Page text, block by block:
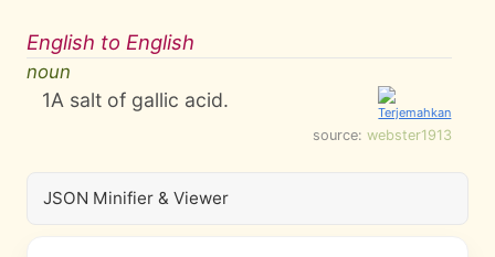
English to English
noun
1A salt of gallic acid.
source: webster1913
JSON Minifier & Viewer